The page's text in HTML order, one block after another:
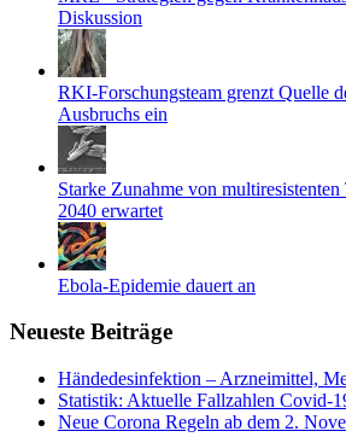
Diskussion
RKI-Forschungsteam grenzt Quelle
Ausbruchs ein
Starke Zunahme von
2040 erwartet
Ebola-Epidemie dauert an
Neueste Beiträge
Händedesinfektion – Arzneimittel,
Statistik: Aktuelle Fallzahlen Covid-
Neue Corona Regeln ab dem 2.